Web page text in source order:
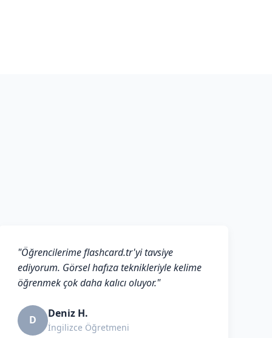
"Öğrencilerime flashcard.tr'yi tavsiye
ediyorum. Görsel hafıza teknikleriyle kelime
öğrenmek çok daha kalıcı oluyor."
D Deniz H.
İngilizce Öğretmeni